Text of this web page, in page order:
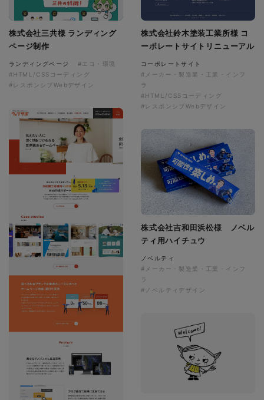
株式会社三共様 ランディング
ページ制作
ランディングページ
#エコ・環境
#HTML/CSSコーディング
#レスポンシブWebデザイン
株式会社鈴木塗装工業所様 コ
ーポレートサイトリニューアル
コーポレートサイト
#メーカー・製造業・工業・インフ
ラ
#HTML/CSSコーディング
#レスポンシブWebデザイン
株式会社吉和田浜松様 ノベル
ティ用ハイチュウ
ノベルティ
#メーカー・製造業・工業・インフ
ラ
#ノベルティデザイン